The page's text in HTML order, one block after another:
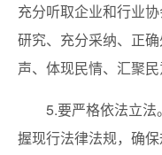
充分听取企业和行业
研究、充分采纳、正
声、体现民情、汇聚
5.要严格依法立法
握现行法律法规，确